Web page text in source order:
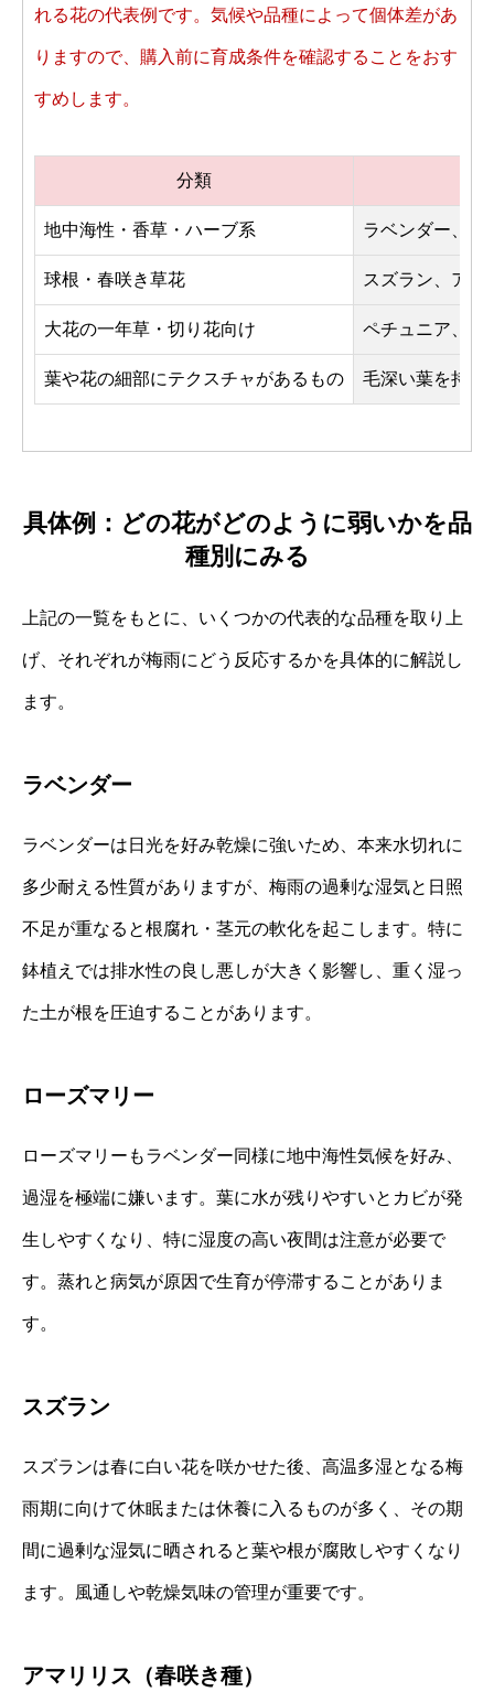
れる花の代表例です。気候や品種によって個体差があ
りますので、購入前に育成条件を確認することをおす
すめします。
分類
地中海性・香草・ハーブ系 ラベンダー、ロ
球根・春咲き草花 スズラン、アマ
大花の一年草・切り花向け ペチュニア、ダ
葉や花の細部にテクスチャがあるもの 毛深い葉を持つ
具体例：どの花がどのように弱いかを品
種別にみる
上記の一覧をもとに、いくつかの代表的な品種を取り上
げ、それぞれが梅雨にどう反応するかを具体的に解説し
ます。
ラベンダー
ラベンダーは日光を好み乾燥に強いため、本来水切れに
多少耐える性質がありますが、梅雨の過剰な湿気と日照
不足が重なると根腐れ・茎元の軟化を起こします。特に
鉢植えでは排水性の良し悪しが大きく影響し、重く湿っ
た土が根を圧迫することがあります。
ローズマリー
ローズマリーもラベンダー同様に地中海性気候を好み、
過湿を極端に嫌います。葉に水が残りやすいとカビが発
生しやすくなり、特に湿度の高い夜間は注意が必要で
す。蒸れと病気が原因で生育が停滞することがありま
す。
スズラン
スズランは春に白い花を咲かせた後、高温多湿となる梅
雨期に向けて休眠または休養に入るものが多く、その期
間に過剰な湿気に晒されると葉や根が腐敗しやすくなり
ます。風通しや乾燥気味の管理が重要です。
アマリリス（春咲き種）